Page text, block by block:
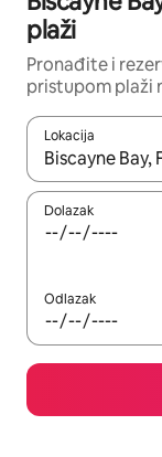
plaži
Pronađite i
pristupom plaži
Lokacija
Kada budu
Dolazak
Odlazak